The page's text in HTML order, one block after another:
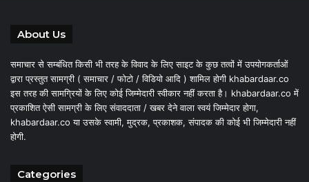
About Us
समाचार से सम्बंधित किसी भी तरह के विवाद के लिए साइट के कुछ तत्वों में उपयोगकर्ताओं
द्वारा प्रस्तुत सामग्री ( समाचार / फोटो / विडियो आदि ) शामिल होगी khabardaar.co
इस तरह की सामग्रियों के लिए कोई जिम्मेदारी स्वीकार नहीं करता है। khabardaar.co में
प्रकाशित ऐसी सामग्री के लिए संवाददाता / खबर देने वाला स्वयं जिम्मेदार होगा,
khabardaar.co या उसके स्वामी, मुद्रक, प्रकाशक, संपादक की कोई भी जिम्मेदारी नहीं
होगी.
Categories